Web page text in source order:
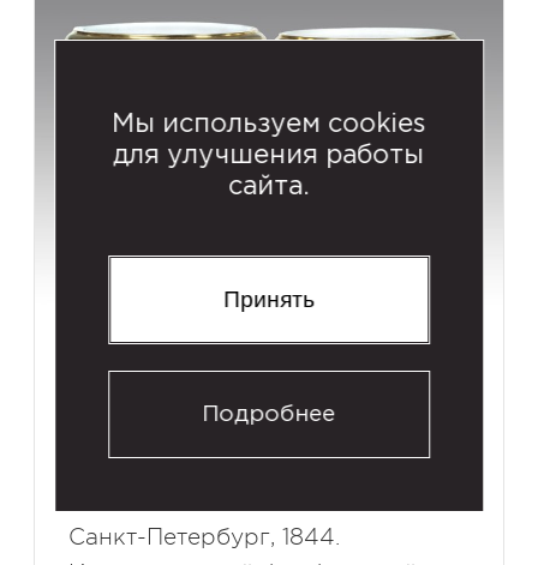
Вазы-кратеры (пара) с
крестьянской жизни (по
картинам А. ван Остаде)
Санкт-Петербург, 1844.
Мы используем cookies
для улучшения работы
сайта.
Принять
Подробнее